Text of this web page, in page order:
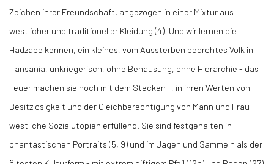
Zeichen ihrer Freundschaft, angezogen in einer Mixtur aus
westlicher und traditioneller Kleidung (4). Und wir lernen die
Hadzabe kennen, ein kleines, vom Aussterben bedrohtes Volk in
Tansania, unkriegerisch, ohne Behausung, ohne Hierarchie - das
Feuer machen sie noch mit dem Stecken -, in ihren Werten von
Besitzlosigkeit und der Gleichberechtigung von Mann und Frau
westliche Sozialutopien erfüllend. Sie sind festgehalten in
phantastischen Portraits (5, 9) und im Jagen und Sammeln als der